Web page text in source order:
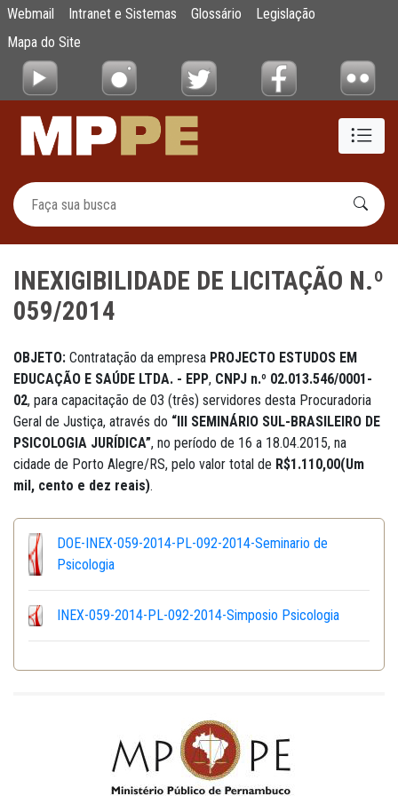
Pular para o Conteúdo principal
INEXIGIBILIDADE DE LICITAÇÃO N.º 059/
Webmail Intranet e Sistemas Glossário
Legislação
Mapa do Site
INEXIGIBILIDADE DE LICITAÇÃO N.º
059/2014
OBJETO: Contratação da empresa PROJECTO ESTUDOS EM
EDUCAÇÃO E SAÚDE LTDA. - EPP, CNPJ n.º 02.013.546/0001-
02, para capacitação de 03 (três) servidores desta Procuradoria
Geral de Justiça, através do “III SEMINÁRIO SUL-BRASILEIRO DE
PSICOLOGIA JURÍDICA”, no período de 16 a 18.04.2015, na
cidade de Porto Alegre/RS, pelo valor total de R$1.110,00(Um
mil, cento e dez reais).
DOE-INEX-059-2014-PL-092-2014-Seminario de
Psicologia
INEX-059-2014-PL-092-2014-Simposio Psicologia